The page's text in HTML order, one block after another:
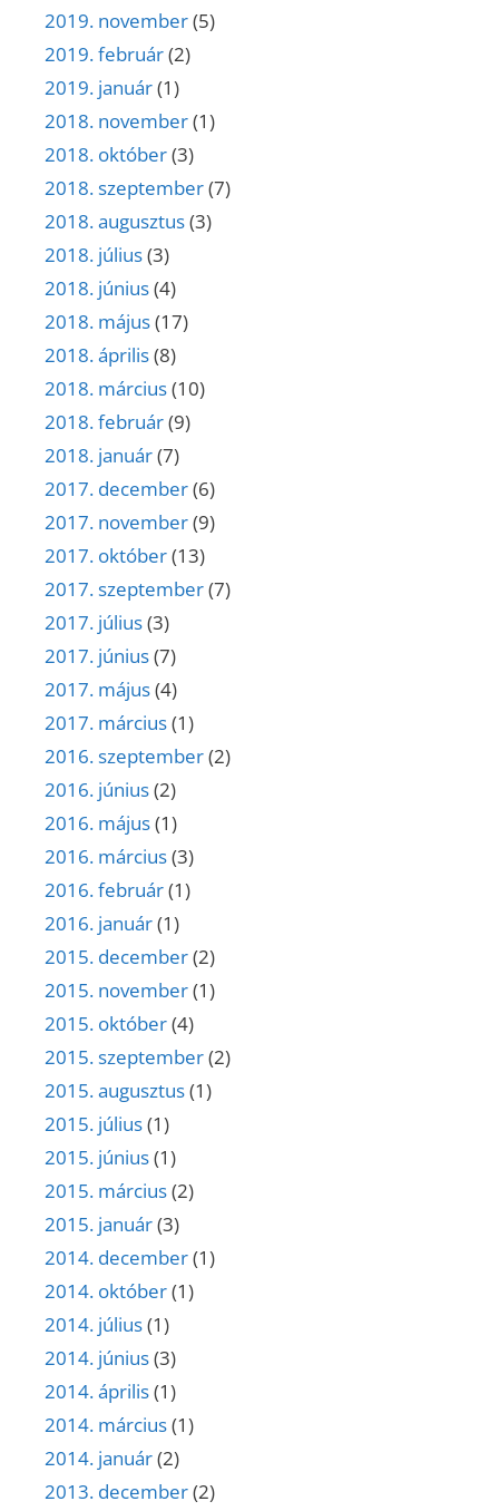
2019. november(5)
2019. február(2)
2019. január(1)
2018. november(1)
2018. október(3)
2018. szeptember(7)
2018. augusztus(3)
2018. július(3)
2018. június(4)
2018. május(17)
2018. április(8)
2018. március(10)
2018. február(9)
2018. január(7)
2017. december(6)
2017. november(9)
2017. október(13)
2017. szeptember(7)
2017. július(3)
2017. június(7)
2017. május(4)
2017. március(1)
2016. szeptember(2)
2016. június(2)
2016. május(1)
2016. március(3)
2016. február(1)
2016. január(1)
2015. december(2)
2015. november(1)
2015. október(4)
2015. szeptember(2)
2015. augusztus(1)
2015. július(1)
2015. június(1)
2015. március(2)
2015. január(3)
2014. december(1)
2014. október(1)
2014. július(1)
2014. június(3)
2014. április(1)
2014. március(1)
2014. január(2)
2013. december(2)